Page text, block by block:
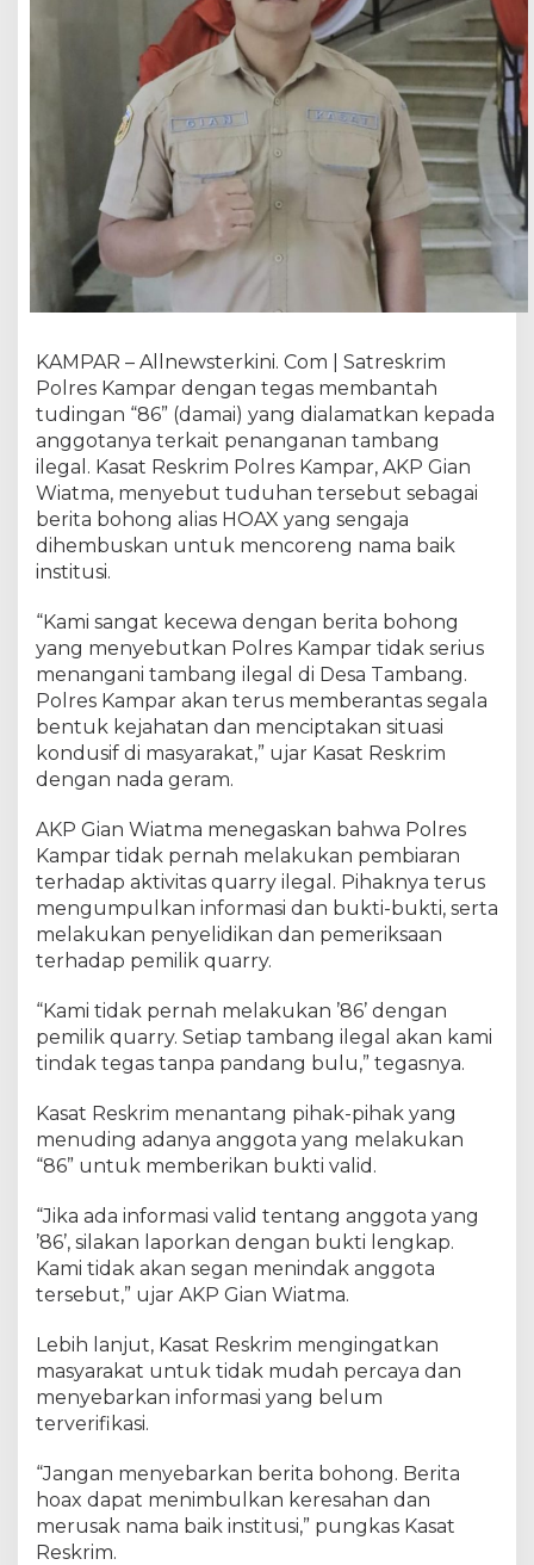
K
R
e
s
k
i
l
r
e
s
K
a
p
a
K
a
m
i
S
e
r
u
B
e
r
a
n
a
s
T
m
n
I
l
e
g
l
,
B
i
k
a
KAMPAR – Allnewsterkini. Com | Satreskrim
Polres Kampar dengan tegas membantah
tudingan “86” (damai) yang dialamatkan kepada
anggotanya terkait penanganan tambang
ilegal. Kasat Reskrim Polres Kampar, AKP Gian
Wiatma, menyebut tuduhan tersebut sebagai
berita bohong alias HOAX yang sengaja
dihembuskan untuk mencoreng nama baik
institusi.
“Kami sangat kecewa dengan berita bohong
yang menyebutkan Polres Kampar tidak serius
menangani tambang ilegal di Desa Tambang.
Polres Kampar akan terus memberantas segala
bentuk kejahatan dan menciptakan situasi
kondusif di masyarakat,” ujar Kasat Reskrim
dengan nada geram.
AKP Gian Wiatma menegaskan bahwa Polres
Kampar tidak pernah melakukan pembiaran
terhadap aktivitas quarry ilegal. Pihaknya terus
mengumpulkan informasi dan bukti-bukti, serta
melakukan penyelidikan dan pemeriksaan
terhadap pemilik quarry.
“Kami tidak pernah melakukan ’86’ dengan
pemilik quarry. Setiap tambang ilegal akan kami
tindak tegas tanpa pandang bulu,” tegasnya.
Kasat Reskrim menantang pihak-pihak yang
menuding adanya anggota yang melakukan
“86” untuk memberikan bukti valid.
“Jika ada informasi valid tentang anggota yang
’86’, silakan laporkan dengan bukti lengkap.
Kami tidak akan segan menindak anggota
tersebut,” ujar AKP Gian Wiatma.
Lebih lanjut, Kasat Reskrim mengingatkan
masyarakat untuk tidak mudah percaya dan
menyebarkan informasi yang belum
terverifikasi.
“Jangan menyebarkan berita bohong. Berita
hoax dapat menimbulkan keresahan dan
merusak nama baik institusi,” pungkas Kasat
Reskrim.